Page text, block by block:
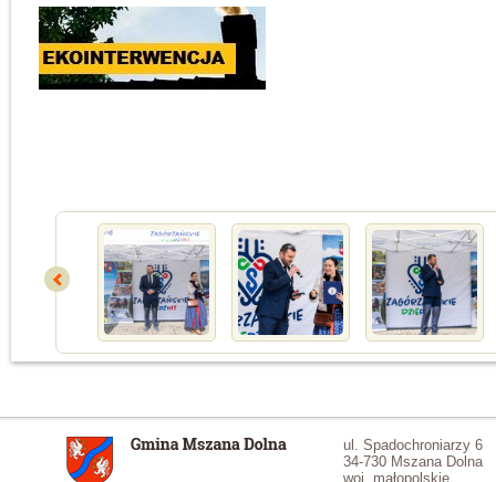
ul. Spadochroniarzy 6
34-730 Mszana Dolna
woj. małopolskie